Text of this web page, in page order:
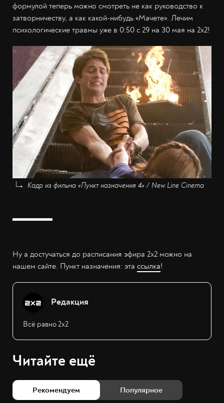
формулой теперь можно смотреть не как руководство к
затворничеству, а как какой-нибудь «Мачете». Лечим
психологические травмы уже в 0:50 с 29 на 30 мая на 2x2!
Кадр из фильма «Пункт назначения 4» / New Line Cinema
Ну а достучаться до расписания эфира 2x2 можно на
нашем сайте. Пункт назначения: эта ссылка!
Редакция
Всё равно 2х2
Читайте ещё
Рекомендуем Популярное